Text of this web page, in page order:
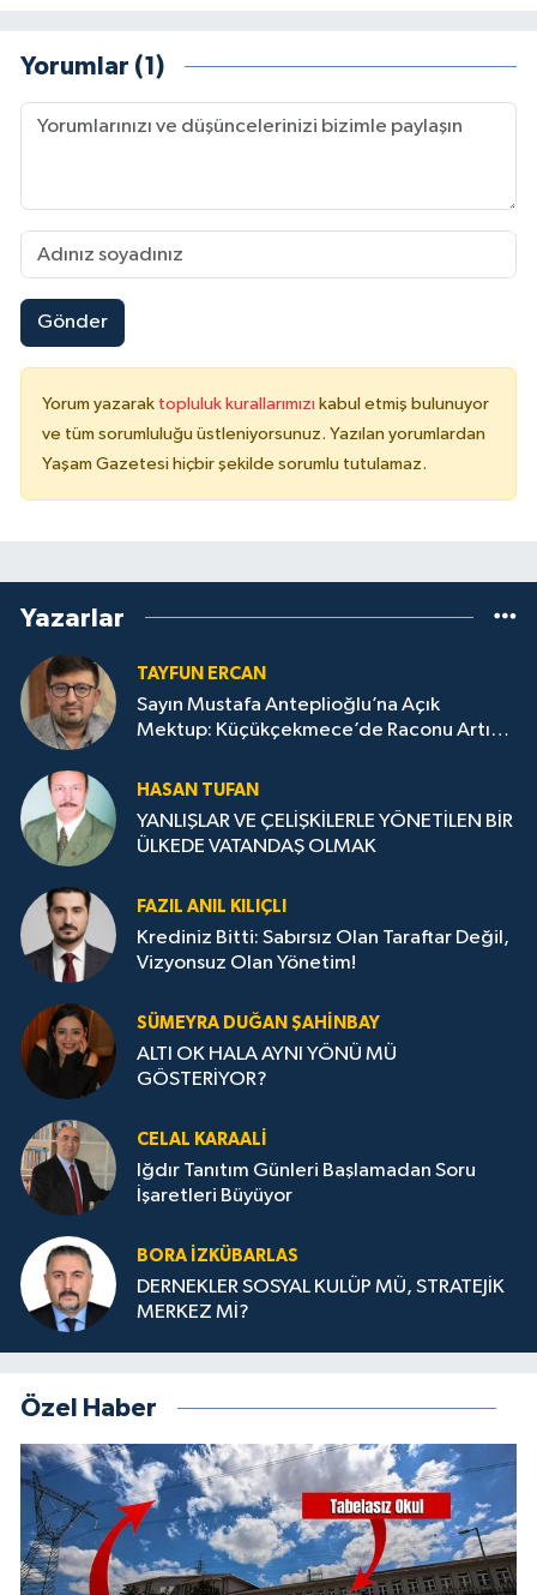
Yorumlar (1)
Gönder
Yorum yazarak topluluk kurallarımızı kabul etmiş bulunuyor
ve tüm sorumluluğu üstleniyorsunuz. Yazılan yorumlardan
Yaşam Gazetesi hiçbir şekilde sorumlu tutulamaz.
Yazarlar
TAYFUN ERCAN
Sayın Mustafa Anteplioğlu’na Açık
Mektup: Küçükçekmece’de Raconu Artık
HASAN TUFAN
YANLIŞLAR VE ÇELİŞKİLERLE YÖNETİLEN BİR
ÜLKEDE VATANDAŞ OLMAK
FAZIL ANIL KILIÇLI
Krediniz Bitti: Sabırsız Olan Taraftar Değil,
Vizyonsuz Olan Yönetim!
SÜMEYRA DUĞAN ŞAHINBAY
ALTI OK HALA AYNI YÖNÜ MÜ
GÖSTERİYOR?
CELAL KARAALİ
Iğdır Tanıtım Günleri Başlamadan Soru
İşaretleri Büyüyor
BORA İZKÜBARLAS
DERNEKLER SOSYAL KULÜP MÜ, STRATEJİK
MERKEZ Mİ?
Özel Haber